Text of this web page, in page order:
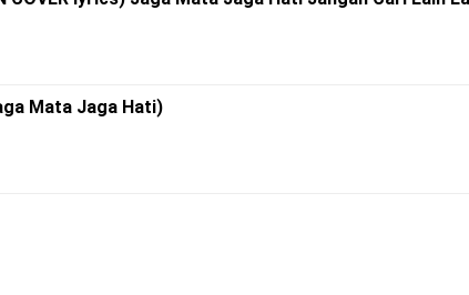
Mata Jaga Hati)